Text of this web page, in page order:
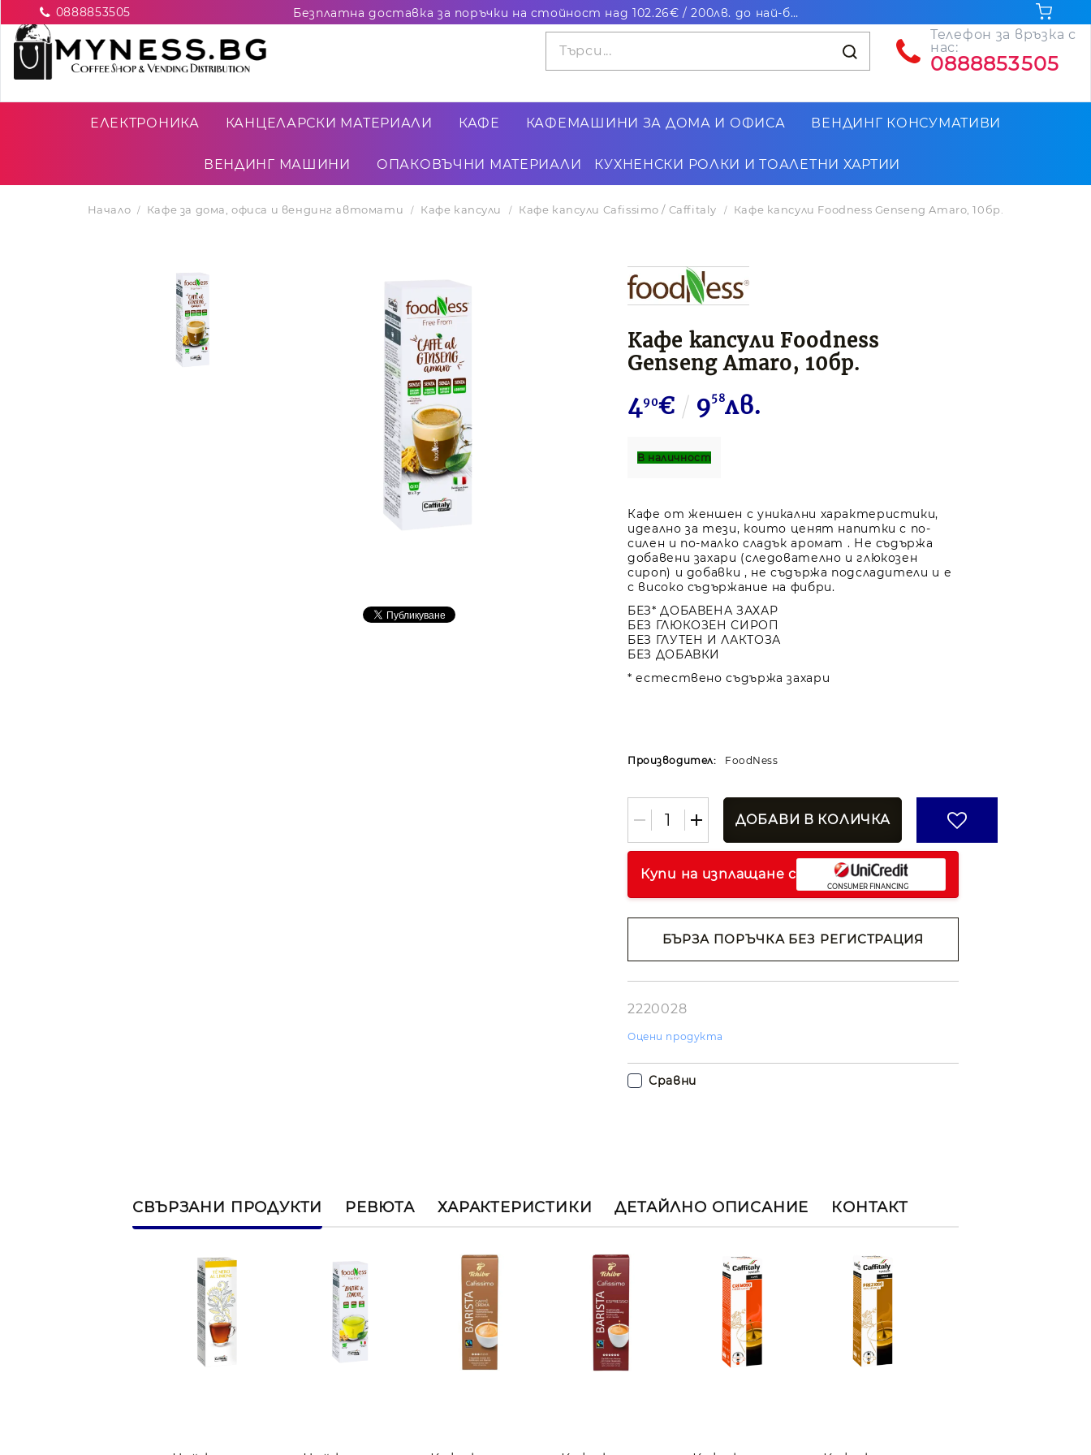
0888853505 Безплатна доставка за поръчки на стойност над 102.26€ / 200лв. до най-близкия до Вас офис на Еконт
Телефон за връзка с
нас:
0888853505
ЕЛЕКТРОНИКА КАНЦЕЛАРСКИ МАТЕРИАЛИ КАФЕ КАФЕМАШИНИ ЗА ДОМА И ОФИСА ВЕНДИНГ КОНСУМАТИВИ
ВЕНДИНГ МАШИНИ ОПАКОВЪЧНИ МАТЕРИАЛИ КУХНЕНСКИ РОЛКИ И ТОАЛЕТНИ ХАРТИИ
Начало Кафе за дома, офиса и вендинг автомати Кафе капсули Кафе капсули Cafissimo / Caffitaly Кафе капсули Foodness Genseng Amaro, 10бр.
Кафе капсули Foodness
Genseng Amaro, 10бр.
490€ 958лв.
В наличност
Кафе от женшен с уникални характеристики,
идеално за тези, които ценят напитки с по-
силен и по-малко сладък аромат . Не съдържа
добавени захари (следователно и глюкозен
сироп) и добавки , не съдържа подсладители и е
с високо съдържание на фибри.
БЕЗ* ДОБАВЕНА ЗАХАР
БЕЗ ГЛЮКОЗЕН СИРОП
БЕЗ ГЛУТЕН И ЛАКТОЗА
БЕЗ ДОБАВКИ
* естествено съдържа захари
Производител: FoodNess
Купи на изплащане с
БЪРЗА ПОРЪЧКА БЕЗ РЕГИСТРАЦИЯ
лични данни
работния ден.
2220028
Оцени продукта
Сравни
СВЪРЗАНИ ПРОДУКТИ РЕВЮТА ХАРАКТЕРИСТИКИ ДЕТАЙЛНО ОПИСАНИЕ КОНТАКТ